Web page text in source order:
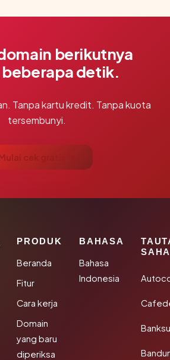
berikutnya
detik.
Tanpa kartu kredit. Tanpa kuota
tersembunyi.
cek gratis →
PRODUK
Beranda
Fitur
Cara kerja
Domain
yang baru
diperiksa
BAHASA
Bahasa
Indonesia